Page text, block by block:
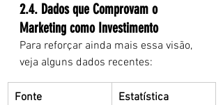
2.4. Dados que Comprovam o
Marketing como Investimento
Para reforçar ainda mais essa visão,
veja alguns dados recentes:
Fonte Estatística